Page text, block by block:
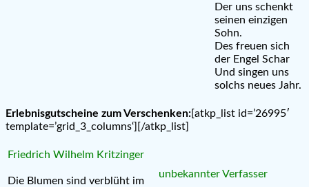
Der uns schenkt
seinen einzigen
Sohn.
Des freuen sich
der Engel Schar
Und singen uns
solchs neues Jahr.
Erlebnisgutscheine zum Verschenken:[atkp_list id=’26995′
template=’grid_3_columns‘][/atkp_list]
Friedrich Wilhelm Kritzinger
Die Blumen sind verblüht im
unbekannter Verfasser